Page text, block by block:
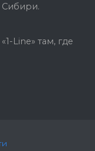
Сибири.
Line» там, где